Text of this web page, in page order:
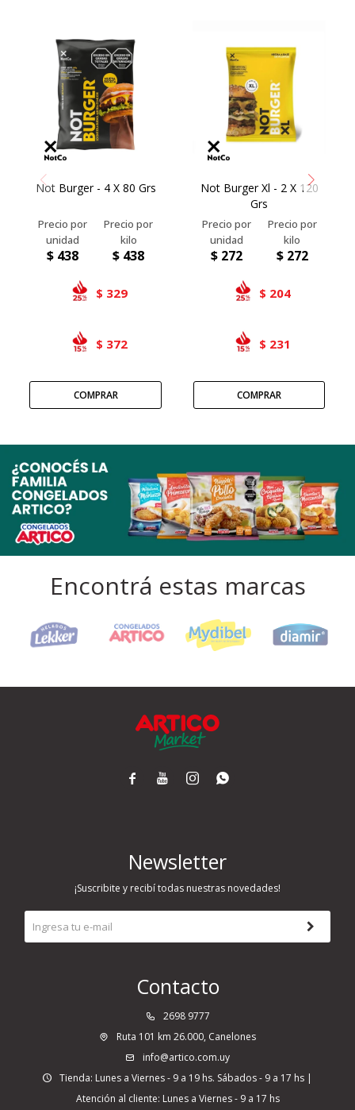
Not Burger - 4 X 80 Grs
$ 438 $ 438
$ 329
$ 372
Not Burger Xl - 2 X 120
Grs
$ 272 $ 272
$ 204
$ 231
Encontrá estas marcas
   
Contacto
2698 9777
Ruta 101 km 26.000, Canelones
info@artico.com.uy
Tienda: Lunes a Viernes - 9 a 19 hs. Sábados - 9 a 17 hs |
Atención al cliente: Lunes a Viernes - 9 a 17 hs
Newsletter
¡Suscribite y recibí todas nuestras novedades!